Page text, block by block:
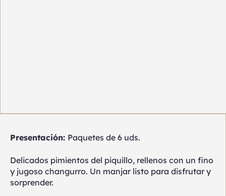
Presentación: Paquetes de 6 uds.
Delicados pimientos del piquillo, rellenos con un fino
y jugoso changurro. Un manjar listo para disfrutar y
sorprender.